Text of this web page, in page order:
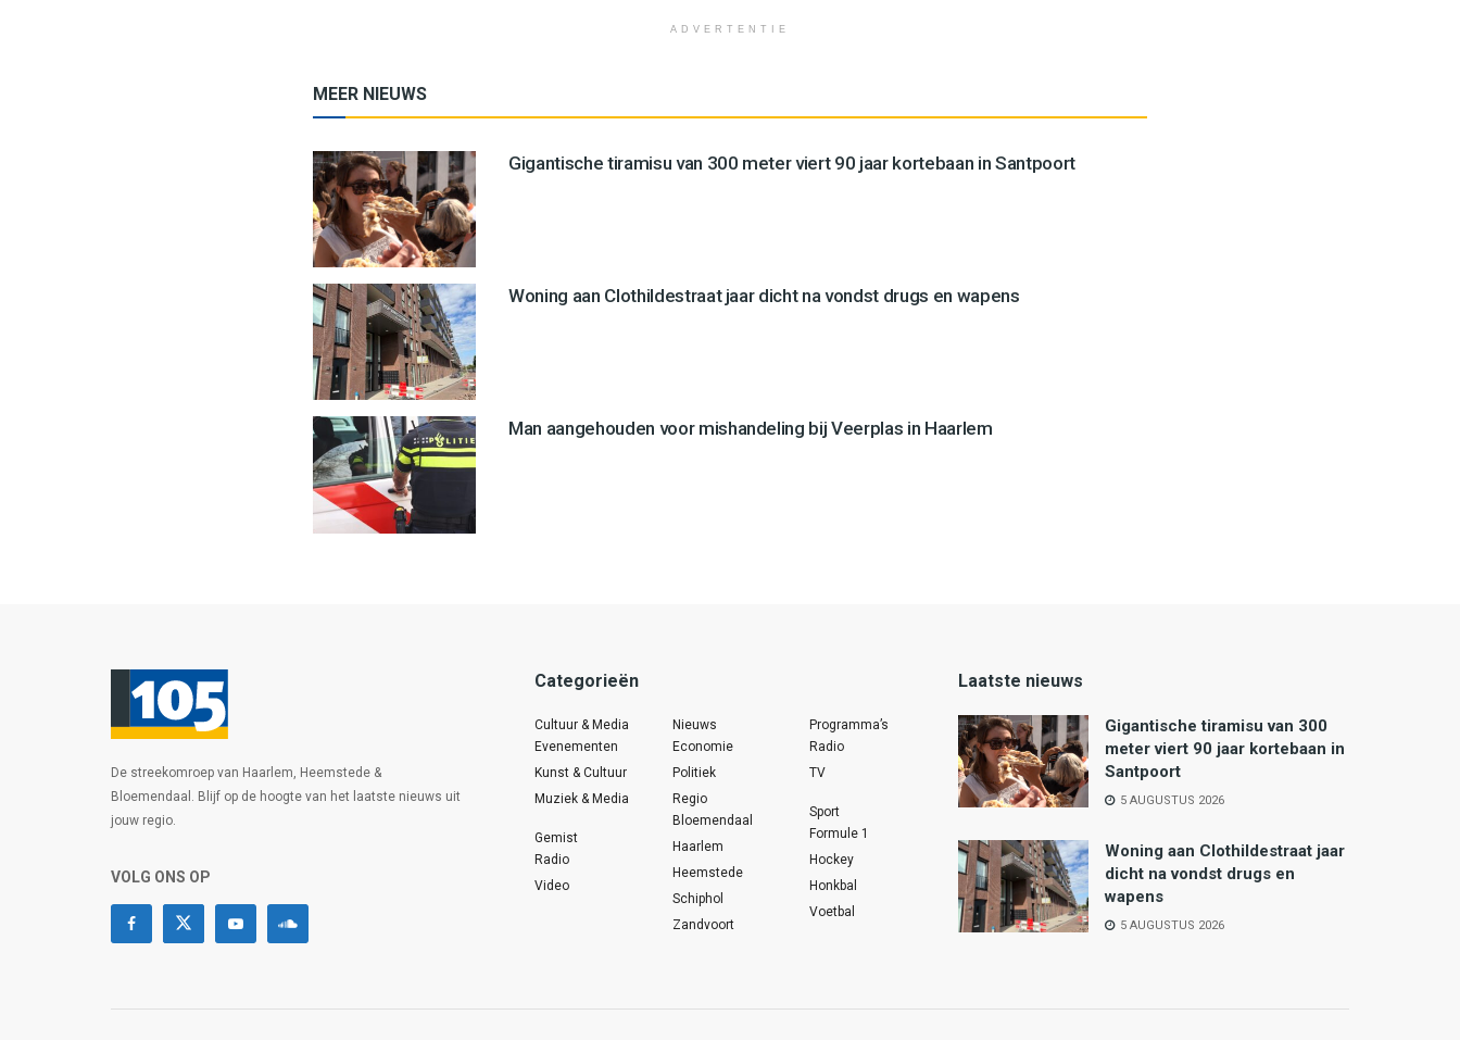
ADVERTENTIE
MEER NIEUWS
Gigantische tiramisu van 300 meter viert 90 jaar kortebaan in Santpoort
Woning aan Clothildestraat jaar dicht na vondst drugs en wapens
Man aangehouden voor mishandeling bij Veerplas in Haarlem
De streekomroep van Haarlem, Heemstede &
Bloemendaal. Blijf op de hoogte van het laatste nieuws uit
jouw regio.
VOLG ONS OP
Categorieën
Cultuur & Media
Evenementen
Kunst & Cultuur
Muziek & Media
Gemist
Radio
Video
Nieuws
Economie
Politiek
Regio
Bloemendaal
Haarlem
Heemstede
Schiphol
Zandvoort
Programma’s
Radio
TV
Sport
Formule 1
Hockey
Honkbal
Voetbal
Laatste nieuws
Gigantische tiramisu van 300
meter viert 90 jaar kortebaan in
Santpoort
5 AUGUSTUS 2026
Woning aan Clothildestraat jaar
dicht na vondst drugs en
wapens
5 AUGUSTUS 2026